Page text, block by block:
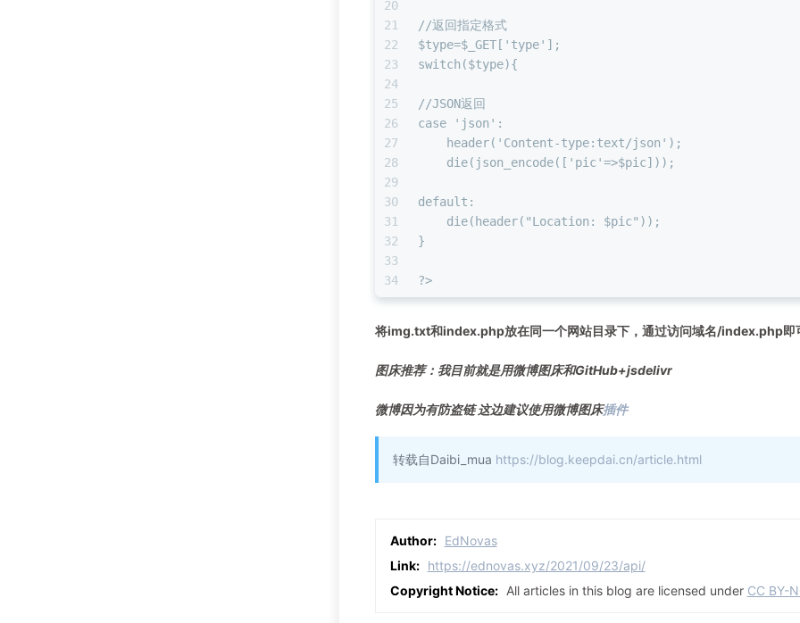
//返回指定格式
$type=$_GET['type'];
switch($type){
//JSON返回
case 'json':
    header('Content-type:text/json');
    die(json_encode(['pic'=>$pic]));
default:
    die(header("Location: $pic"));
}
?>
将img.txt和index.php放在同一个网站目录下，通过访问域名/index.php即
图床推荐：我目前就是用微博图床和GitHub+jsdelivr
微博因为有防盗链 这边建议使用微博图床插件
转载自Daibi_mua https://blog.keepdai.cn/article.html
Author: EdNovas
Link: https://ednovas.xyz/2021/09/23/api/
Copyright Notice: All articles in this blog are licensed under CC BY-